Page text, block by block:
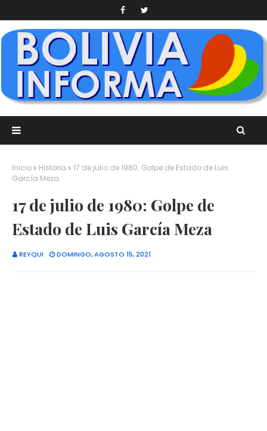
Inicio Historia
17 de julio de 1980: Golpe de Estado de Luis
García Meza
17 de julio de 1980: Golpe de
Estado de Luis García Meza
REYQUI DOMINGO, AGOSTO 15, 2021